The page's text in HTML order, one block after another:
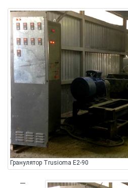
Гранулятор Trusioma E2-90